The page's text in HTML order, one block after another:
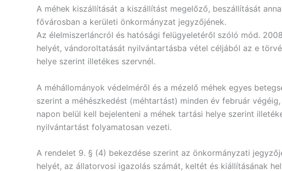
A méhek kiszállítását a kiszállítást megelőző, beszállítását
fővárosban a kerületi önkormányzat jegyzőjének.
Az élelmiszerláncról és hatósági felügyeletéről szóló mód.
helyét, vándoroltatását nyilvántartásba vétel céljából az e
helye szerint illetékes szervnél.
A méhállományok védelméről és a mézelő méhek egyes
szerint a méhészkedést (méhtartást) minden év február
napon belül kell bejelenteni a méhek tartási helye szerint
nyilvántartást folyamatosan vezeti.
A rendelet 9. § (4) bekezdése szerint az önkormányzati
helyét, az állatorvosi igazolás számát, keltét és kiállításának